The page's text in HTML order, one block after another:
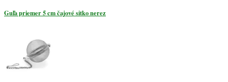
Guľa priemer 5 cm čajové sitko nerez